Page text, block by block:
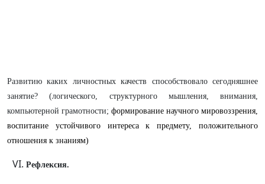
Развитию каких личностных качеств способствовало сегодняшнее
занятие? (логического, структурного мышления, внимания,
компьютерной грамотности; формирование научного мировоззрения,
воспитание устойчивого интереса к предмету, положительного
отношения к знаниям)
Рефлексия.